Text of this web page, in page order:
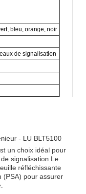
bleu, orange, noir
de signalisation
- LU BLT5100
un choix idéal pour
signalisation.Le
réfléchissante
(PSA) pour assurer